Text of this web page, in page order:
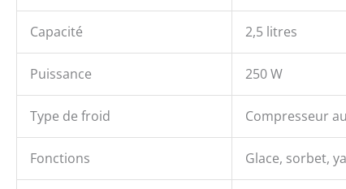
Capacité 2,5 litres
Puissance 250 W
Type de froid Compresseur
Fonctions Glace, sorbet,